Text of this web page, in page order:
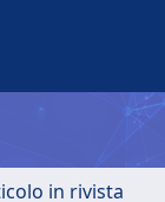
in rivista